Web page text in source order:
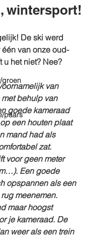
groen
paars
wintersport!
De ski werd
van onze oud-
u het niet? Nee?
van
behulp van
goede kameraad
een houten plaat
mand had als
zat.
voor geen meter
Een goede
opspannen als een
meenemen.
maar hoogst
je kameraad. De
weer als een trein